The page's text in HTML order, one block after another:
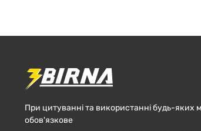
При цитуванні та використанні будь-яких
обов'язкове